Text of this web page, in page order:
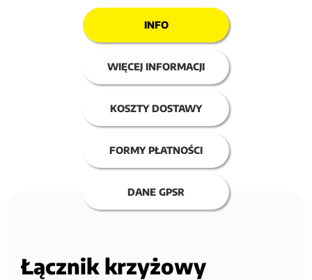
INFO
WIĘCEJ INFORMACJI
KOSZTY DOSTAWY
FORMY PŁATNOŚCI
DANE GPSR
Łącznik krzyżowy